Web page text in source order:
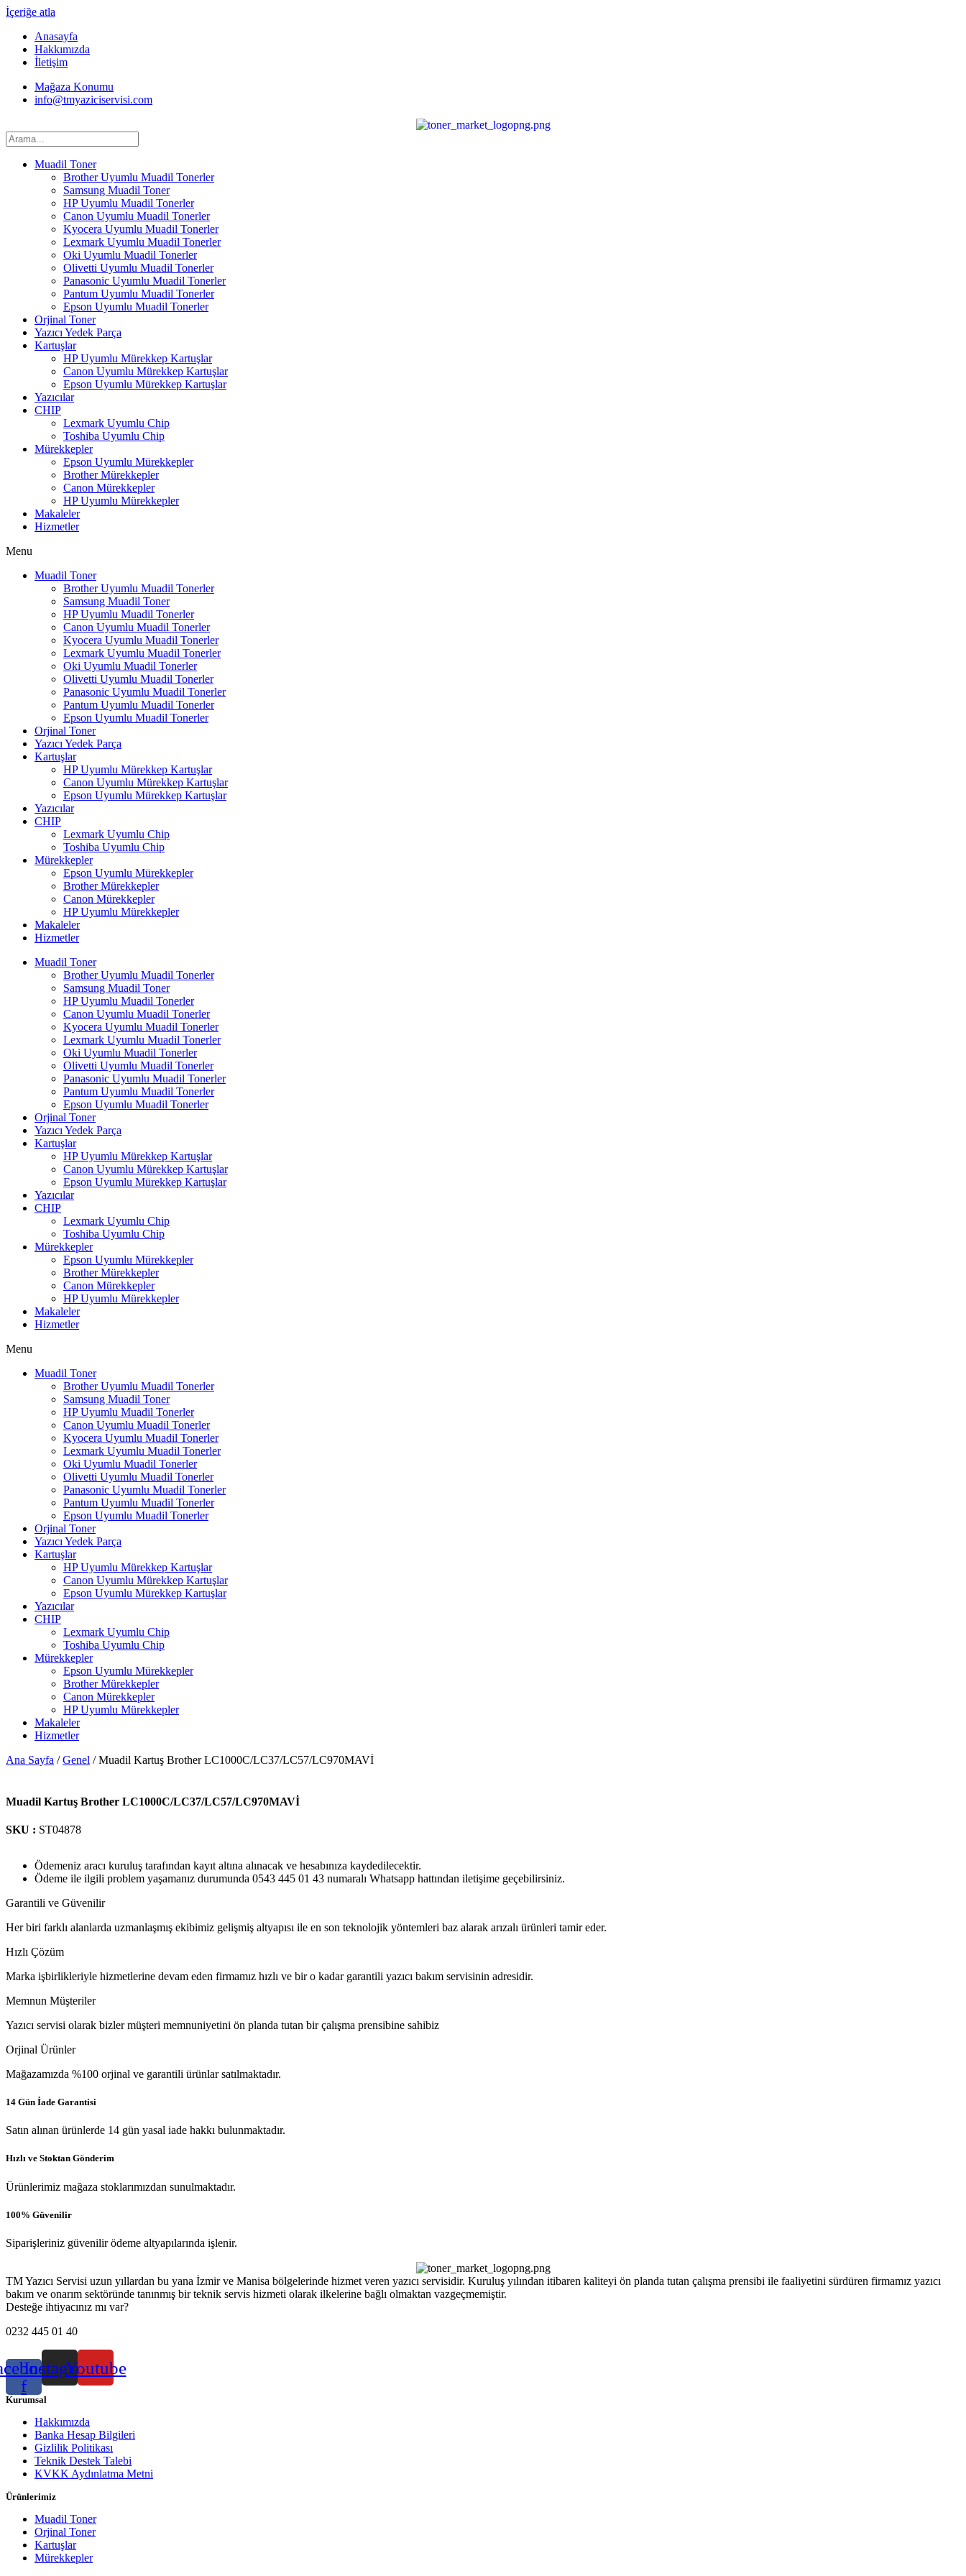
İçeriğe atla
Anasayfa
Hakkımızda
İletişim
Mağaza Konumu
info@tmyaziciservisi.com
Muadil Toner
Brother Uyumlu Muadil Tonerler
Samsung Muadil Toner
HP Uyumlu Muadil Tonerler
Canon Uyumlu Muadil Tonerler
Kyocera Uyumlu Muadil Tonerler
Lexmark Uyumlu Muadil Tonerler
Oki Uyumlu Muadil Tonerler
Olivetti Uyumlu Muadil Tonerler
Panasonic Uyumlu Muadil Tonerler
Pantum Uyumlu Muadil Tonerler
Epson Uyumlu Muadil Tonerler
Orjinal Toner
Yazıcı Yedek Parça
Kartuşlar
HP Uyumlu Mürekkep Kartuşlar
Canon Uyumlu Mürekkep Kartuşlar
Epson Uyumlu Mürekkep Kartuşlar
Yazıcılar
CHIP
Lexmark Uyumlu Chip
Toshiba Uyumlu Chip
Mürekkepler
Epson Uyumlu Mürekkepler
Brother Mürekkepler
Canon Mürekkepler
HP Uyumlu Mürekkepler
Makaleler
Hizmetler
Menu
Muadil Toner
Brother Uyumlu Muadil Tonerler
Samsung Muadil Toner
HP Uyumlu Muadil Tonerler
Canon Uyumlu Muadil Tonerler
Kyocera Uyumlu Muadil Tonerler
Lexmark Uyumlu Muadil Tonerler
Oki Uyumlu Muadil Tonerler
Olivetti Uyumlu Muadil Tonerler
Panasonic Uyumlu Muadil Tonerler
Pantum Uyumlu Muadil Tonerler
Epson Uyumlu Muadil Tonerler
Orjinal Toner
Yazıcı Yedek Parça
Kartuşlar
HP Uyumlu Mürekkep Kartuşlar
Canon Uyumlu Mürekkep Kartuşlar
Epson Uyumlu Mürekkep Kartuşlar
Yazıcılar
CHIP
Lexmark Uyumlu Chip
Toshiba Uyumlu Chip
Mürekkepler
Epson Uyumlu Mürekkepler
Brother Mürekkepler
Canon Mürekkepler
HP Uyumlu Mürekkepler
Makaleler
Hizmetler
Muadil Toner
Brother Uyumlu Muadil Tonerler
Samsung Muadil Toner
HP Uyumlu Muadil Tonerler
Canon Uyumlu Muadil Tonerler
Kyocera Uyumlu Muadil Tonerler
Lexmark Uyumlu Muadil Tonerler
Oki Uyumlu Muadil Tonerler
Olivetti Uyumlu Muadil Tonerler
Panasonic Uyumlu Muadil Tonerler
Pantum Uyumlu Muadil Tonerler
Epson Uyumlu Muadil Tonerler
Orjinal Toner
Yazıcı Yedek Parça
Kartuşlar
HP Uyumlu Mürekkep Kartuşlar
Canon Uyumlu Mürekkep Kartuşlar
Epson Uyumlu Mürekkep Kartuşlar
Yazıcılar
CHIP
Lexmark Uyumlu Chip
Toshiba Uyumlu Chip
Mürekkepler
Epson Uyumlu Mürekkepler
Brother Mürekkepler
Canon Mürekkepler
HP Uyumlu Mürekkepler
Makaleler
Hizmetler
Menu
Muadil Toner
Brother Uyumlu Muadil Tonerler
Samsung Muadil Toner
HP Uyumlu Muadil Tonerler
Canon Uyumlu Muadil Tonerler
Kyocera Uyumlu Muadil Tonerler
Lexmark Uyumlu Muadil Tonerler
Oki Uyumlu Muadil Tonerler
Olivetti Uyumlu Muadil Tonerler
Panasonic Uyumlu Muadil Tonerler
Pantum Uyumlu Muadil Tonerler
Epson Uyumlu Muadil Tonerler
Orjinal Toner
Yazıcı Yedek Parça
Kartuşlar
HP Uyumlu Mürekkep Kartuşlar
Canon Uyumlu Mürekkep Kartuşlar
Epson Uyumlu Mürekkep Kartuşlar
Yazıcılar
CHIP
Lexmark Uyumlu Chip
Toshiba Uyumlu Chip
Mürekkepler
Epson Uyumlu Mürekkepler
Brother Mürekkepler
Canon Mürekkepler
HP Uyumlu Mürekkepler
Makaleler
Hizmetler
Ana Sayfa /Genel / Muadil Kartuş Brother LC1000C/LC37/LC57/LC970MAVİ
Muadil Kartuş Brother LC1000C/LC37/LC57/LC970MAVİ
SKU : ST04878
Ödemeniz aracı kuruluş tarafından kayıt altına alınacak ve hesabınıza kaydedilecektir.
Ödeme ile ilgili problem yaşamanız durumunda 0543 445 01 43 numaralı Whatsapp hattından iletişime geçebilirsiniz.
Garantili ve Güvenilir
Her biri farklı alanlarda uzmanlaşmış ekibimiz gelişmiş altyapısı ile en son teknolojik yöntemleri baz alarak arızalı ürünleri tamir eder.
Hızlı Çözüm
Marka işbirlikleriyle hizmetlerine devam eden firmamız hızlı ve bir o kadar garantili yazıcı bakım servisinin adresidir.
Memnun Müşteriler
Yazıcı servisi olarak bizler müşteri memnuniyetini ön planda tutan bir çalışma prensibine sahibiz
Orjinal Ürünler
Mağazamızda %100 orjinal ve garantili ürünlar satılmaktadır.
14 Gün İade Garantisi
Satın alınan ürünlerde 14 gün yasal iade hakkı bulunmaktadır.
Hızlı ve Stoktan Gönderim
Ürünlerimiz mağaza stoklarımızdan sunulmaktadır.
100% Güvenilir
Siparişleriniz güvenilir ödeme altyapılarında işlenir.
TM Yazıcı Servisi uzun yıllardan bu yana İzmir ve Manisa bölgelerinde hizmet veren yazıcı servisidir. Kuruluş yılından itibaren kaliteyi ön planda tutan çalışma prensibi ile faaliyetini sürdüren firmamız yazıcı
bakım ve onarım sektöründe tanınmış bir teknik servis hizmeti olarak ilkelerine bağlı olmaktan vazgeçmemiştir.
Desteğe ihtiyacınız mı var?
0232 445 01 40
f
InstagramYoutube
Kurumsal
Hakkımızda
Banka Hesap Bilgileri
Gizlilik Politikası
Teknik Destek Talebi
KVKK Aydınlatma Metni
Ürünlerimiz
Muadil Toner
Orjinal Toner
Kartuşlar
Mürekkepler